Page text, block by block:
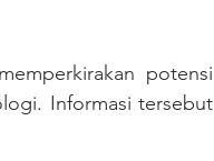
potensi
Informasi tersebut